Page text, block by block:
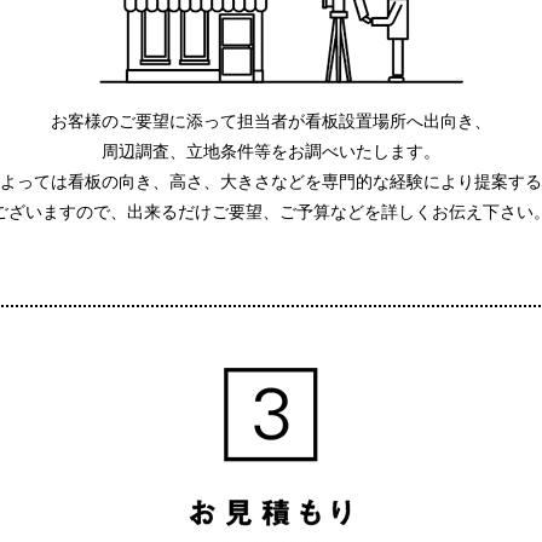
お客様のご要望に添って担当者が看板設置場所へ出向き、
周辺調査、立地条件等をお調べいたします。
っては看板の向き、高さ、大きさなどを専門的な経験により提案す
ざいますので、出来るだけご要望、ご予算などを詳しくお伝え下さい。